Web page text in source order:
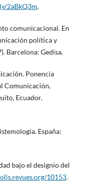
2aBkQ3m.
comunicacional. En
política y
Barcelona: Gedisa.
Ponencia
Comunicación,
Ecuador.
España:
bajo el designio del
10153.